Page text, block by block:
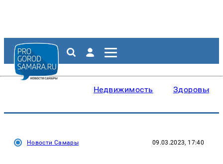
Недвижимость Здоровье
Новости Самары 09.03.2023, 17:40